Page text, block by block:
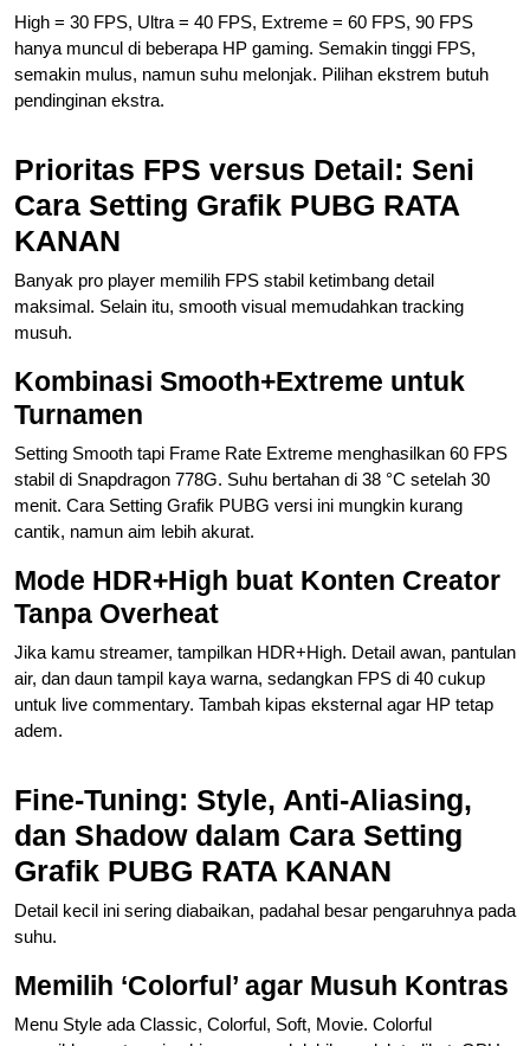
High = 30 FPS, Ultra = 40 FPS, Extreme = 60 FPS, 90 FPS
hanya muncul di beberapa HP gaming. Semakin tinggi FPS,
semakin mulus, namun suhu melonjak. Pilihan ekstrem butuh
pendinginan ekstra.
Prioritas FPS versus Detail: Seni
Cara Setting Grafik PUBG RATA
KANAN
Banyak pro player memilih FPS stabil ketimbang detail
maksimal. Selain itu, smooth visual memudahkan tracking
musuh.
Kombinasi Smooth+Extreme untuk
Turnamen
Setting Smooth tapi Frame Rate Extreme menghasilkan 60 FPS
stabil di Snapdragon 778G. Suhu bertahan di 38 °C setelah 30
menit. Cara Setting Grafik PUBG versi ini mungkin kurang
cantik, namun aim lebih akurat.
Mode HDR+High buat Konten Creator
Tanpa Overheat
Jika kamu streamer, tampilkan HDR+High. Detail awan, pantulan
air, dan daun tampil kaya warna, sedangkan FPS di 40 cukup
untuk live commentary. Tambah kipas eksternal agar HP tetap
adem.
Fine-Tuning: Style, Anti-Aliasing,
dan Shadow dalam Cara Setting
Grafik PUBG RATA KANAN
Detail kecil ini sering diabaikan, padahal besar pengaruhnya pada
suhu.
Memilih ‘Colorful’ agar Musuh Kontras
Menu Style ada Classic, Colorful, Soft, Movie. Colorful